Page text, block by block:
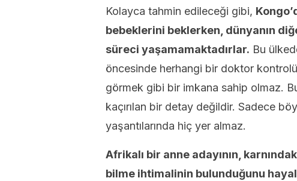
Kolayca tahmin edileceği gibi,
bebeklerini beklerken, dünyanın
süreci yaşamamaktadırlar. Bu
öncesinde herhangi bir doktor
görmek gibi bir imkana sahip olmaz.
kaçırılan bir detay değildir. Sadece
yaşantılarında hiç yer almaz.
Afrikalı bir anne adayının,
bilme ihtimalinin bulunduğunu